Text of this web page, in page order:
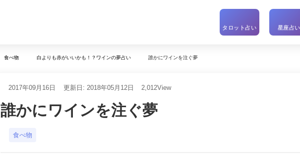
タロット占い 星座占い
食べ物 白よりも赤がいいかも！？ワインの夢占い 誰かにワインを注ぐ夢
2017年09月16日 更新日: 2018年05月12日 2,012View
誰かにワインを注ぐ夢
食べ物